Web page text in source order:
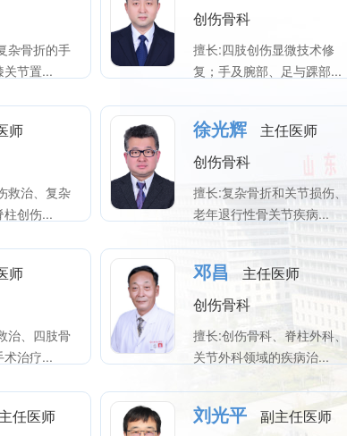
杂骨折的手
关节置...
创伤骨科
擅长:四肢创伤显微技术修
复；手及腕部、足与踝部...
师
救治、复杂
柱创伤...
徐光辉
主任医师
创伤骨科
擅长:复杂骨折和关节损伤、
老年退行性骨关节疾病...
师
治、四肢骨
术治疗...
邓昌
主任医师
创伤骨科
擅长:创伤骨科、脊柱外科、
关节外科领域的疾病治...
任医师
刘光平
副主任医师